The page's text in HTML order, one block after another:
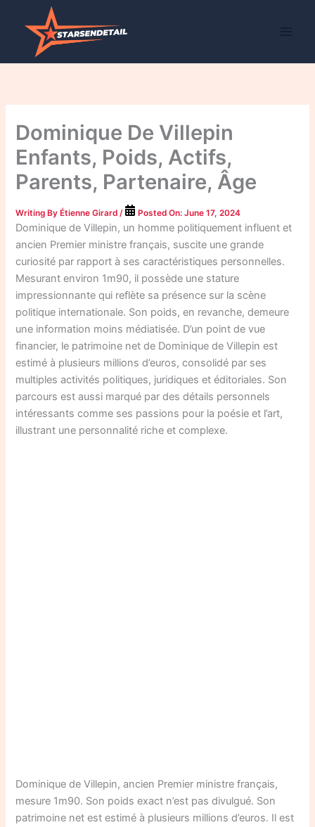
Dominique De Villepin
Enfants, Poids, Actifs,
Parents, Partenaire, Âge
Writing ByÉtienne Girard / Posted On:June 17, 2024
Dominique de Villepin, un homme politiquement influent et
ancien Premier ministre français, suscite une grande
curiosité par rapport à ses caractéristiques personnelles.
Mesurant environ 1m90, il possède une stature
impressionnante qui reflète sa présence sur la scène
politique internationale. Son poids, en revanche, demeure
une information moins médiatisée. D’un point de vue
financier, le patrimoine net de Dominique de Villepin est
estimé à plusieurs millions d’euros, consolidé par ses
multiples activités politiques, juridiques et éditoriales. Son
parcours est aussi marqué par des détails personnels
intéressants comme ses passions pour la poésie et l’art,
illustrant une personnalité riche et complexe.
Dominique de Villepin, ancien Premier ministre français,
mesure 1m90. Son poids exact n’est pas divulgué. Son
patrimoine net est estimé à plusieurs millions d’euros. Il est